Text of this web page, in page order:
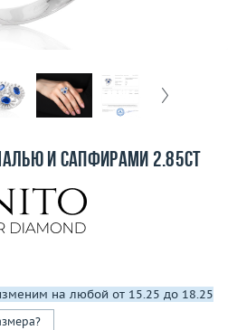
звонок
и сапфирами 2.85ct
на любой от 15.25 до 18.25